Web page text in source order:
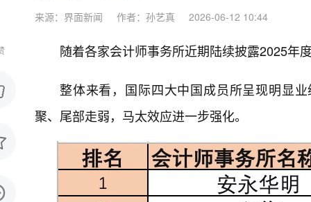
来源：界面新闻 作者：孙艺真 2026-06-12 10:44
随着各家会计师事务所近期陆续披露2025年
整体来看，国际四大中国成员所呈现明显
聚、尾部走弱，马太效应进一步强化。